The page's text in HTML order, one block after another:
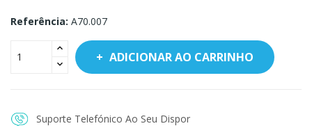
Referência: A70.007
ADICIONAR AO CARRINHO
Suporte Telefónico Ao Seu Dispor